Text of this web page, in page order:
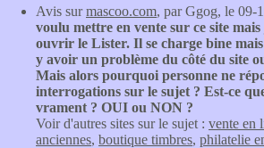
Avis surmascoo.com, par Ggog, le 09-
voulu mettre en vente sur ce site
ouvrir le Lister. Il se charge bine
y avoir un problème du côté du site
Mais alors pourquoi personne ne
interrogations sur le sujet ? Est-ce
vrament ? OUI ou NON ?
Voir d'autres sites sur le sujet : vente en
anciennes, boutique timbres, philatelie